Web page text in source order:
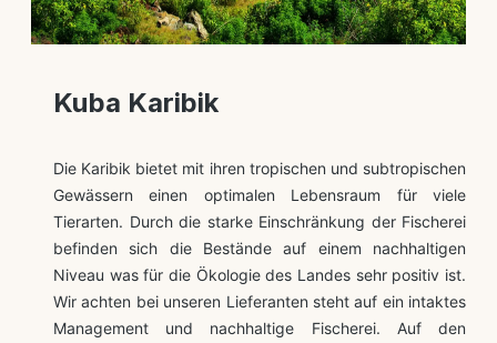
Kuba Karibik
Die Karibik bietet mit ihren tropischen und subtropischen
Gewässern einen optimalen Lebensraum für viele
Tierarten. Durch die starke Einschränkung der Fischerei
befinden sich die Bestände auf einem nachhaltigen
Niveau was für die Ökologie des Landes sehr positiv ist.
Wir achten bei unseren Lieferanten steht auf ein intaktes
Management und nachhaltige Fischerei. Auf den